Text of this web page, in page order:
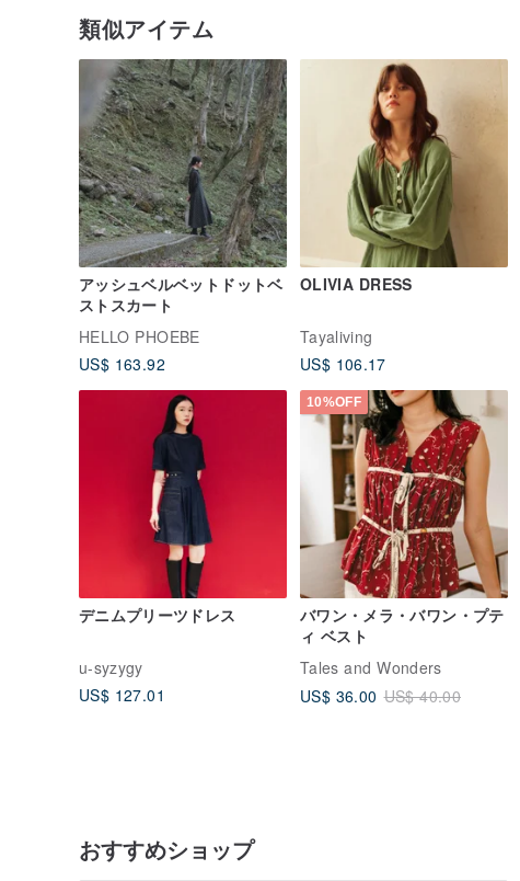
類似アイテム
アッシュベルベットドットベ
ストスカート
HELLO PHOEBE
US$ 163.92
OLIVIA DRESS
Tayaliving
US$ 106.17
デニムプリーツドレス
u-syzygy
US$ 127.01
10%OFF
バワン・メラ・バワン・プテ
ィ ベスト
Tales and Wonders
US$ 36.00 US$ 40.00
おすすめショップ